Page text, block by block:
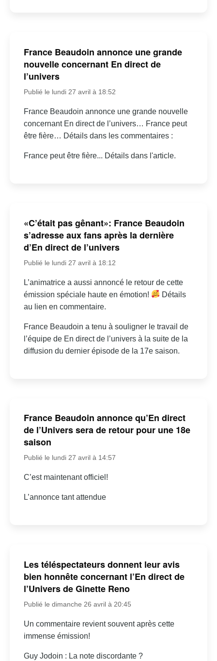
France Beaudoin annonce une grande
nouvelle concernant En direct de
l’univers
Publié le lundi 27 avril à 18:52
France Beaudoin annonce une grande nouvelle
concernant En direct de l’univers… France peut
être fière… Détails dans les commentaires :
France peut être fière... Détails dans l'article.
«C’était pas gênant»: France Beaudoin
s’adresse aux fans après la dernière
d’En direct de l’univers
Publié le lundi 27 avril à 18:12
L’animatrice a aussi annoncé le retour de cette
émission spéciale haute en émotion!
Détails
au lien en commentaire.
France Beaudoin a tenu à souligner le travail de
l’équipe de En direct de l’univers à la suite de la
diffusion du dernier épisode de la 17e saison.
France Beaudoin annonce qu’En direct
de l’Univers sera de retour pour une 18e
saison
Publié le lundi 27 avril à 14:57
C’est maintenant officiel!
L’annonce tant attendue
Les téléspectateurs donnent leur avis
bien honnête concernant l’En direct de
l’Univers de Ginette Reno
Publié le dimanche 26 avril à 20:45
Un commentaire revient souvent après cette
immense émission!
Guy Jodoin : La note discordante ?